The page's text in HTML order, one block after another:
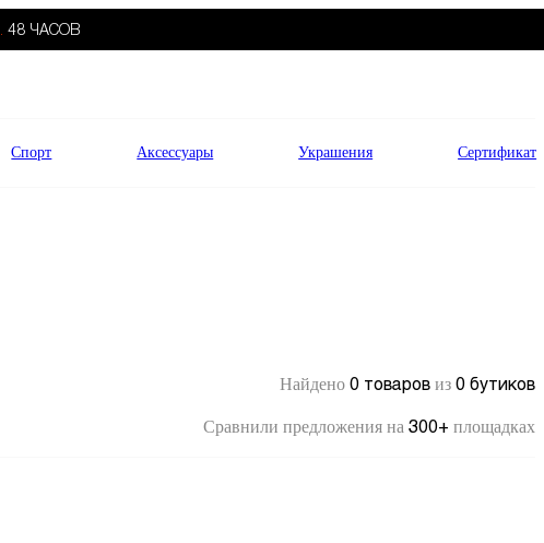
48 ЧАСОВ
Спорт Аксессуары Украшения Сертификат
Найдено 0 товаров из 0 бутиков
Сравнили предложения на 300+ площадках